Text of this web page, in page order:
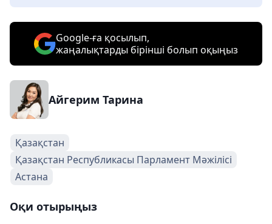
Google-ға қосылып,
жаңалықтарды бірінші болып оқыңыз
Айгерим Тарина
Қазақстан
Қазақстан Республикасы Парламент Мәжілісі
Астана
Оқи отырыңыз